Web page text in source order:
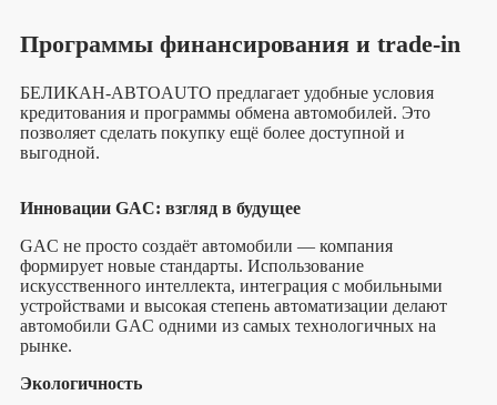
Программы финансирования и trade-in
БЕЛИКАН-АВТОAUTO предлагает удобные условия
кредитования и программы обмена автомобилей. Это
позволяет сделать покупку ещё более доступной и
выгодной.
Инновации GAC: взгляд в будущее
GAC не просто создаёт автомобили — компания
формирует новые стандарты. Использование
искусственного интеллекта, интеграция с мобильными
устройствами и высокая степень автоматизации делают
автомобили GAC одними из самых технологичных на
рынке.
Экологичность